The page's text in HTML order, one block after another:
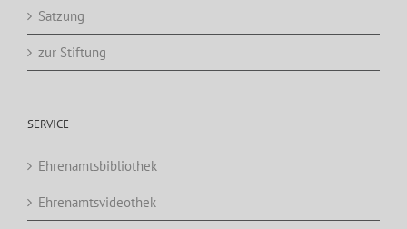
Satzung
zur Stiftung
SERVICE
Ehrenamtsbibliothek
Ehrenamtsvideothek